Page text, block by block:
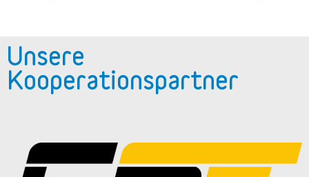
Unsere
Kooperationspartner